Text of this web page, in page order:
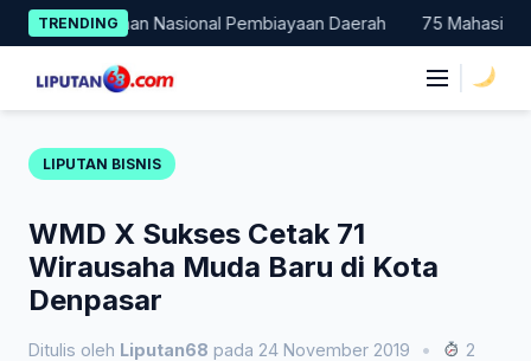
Skip
to
content
TRENDINGNasional Pembiayaan Daerah 75 Mahasiswa
LIPUTAN BISNIS
WMD X Sukses Cetak 71
Wirausaha Muda Baru di Kota
Denpasar
Ditulis oleh Liputan68 pada 24 November 2019 •
2